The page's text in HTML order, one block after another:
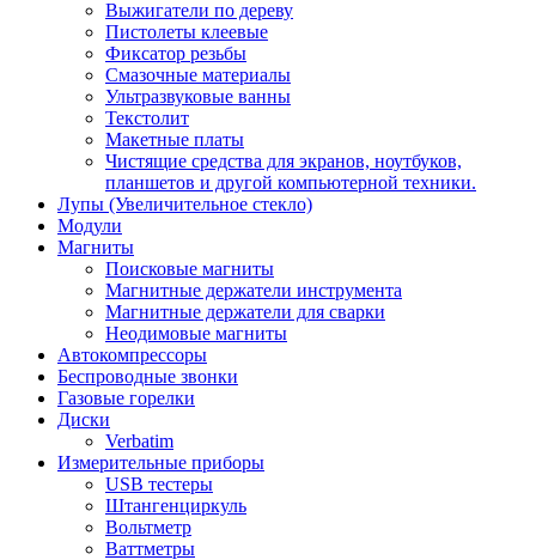
Выжигатели по дереву
Пистолеты клеевые
Фиксатор резьбы
Смазочные материалы
Ультразвуковые ванны
Текстолит
Макетные платы
Чистящие средства для экранов, ноутбуков,
планшетов и другой компьютерной техники.
Лупы (Увеличительное стекло)
Модули
Магниты
Поисковые магниты
Магнитные держатели инструмента
Магнитные держатели для сварки
Неодимовые магниты
Автокомпрессоры
Беспроводные звонки
Газовые горелки
Диски
Verbatim
Измерительные приборы
USB тестеры
Штангенциркуль
Вольтметр
Ваттметры